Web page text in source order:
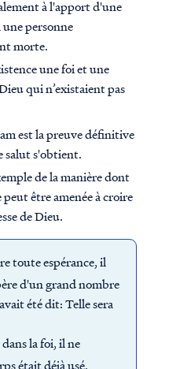
à l'apport d'une
personne
morte.
une foi et une
qui n’existaient pas
est la preuve définitive
salut s'obtient.
de la manière dont
être amenée à croire
de Dieu.
toute espérance, il
d'un grand nombre
été dit: Telle sera
la foi, il ne
était déjà usé,